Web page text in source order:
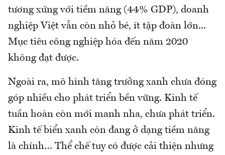
tương xứng với tiềm năng (44% GDP), doanh
nghiệp Việt vẫn còn nhỏ bé, ít tập đoàn lớn...
Mục tiêu công nghiệp hóa đến năm 2020
không đạt được.
Ngoài ra, mô hình tăng trưởng xanh chưa đóng
góp nhiều cho phát triển bền vững. Kinh tế
tuần hoàn còn mới manh nha, chưa phát triển.
Kinh tế biển xanh còn đang ở dạng tiềm năng
là chính… Thể chế tuy có được cải thiện nhưng